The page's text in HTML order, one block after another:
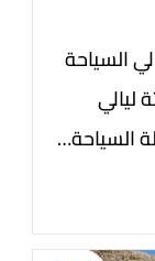
سياحي البانيا 8 ايام 7 ليالي السياحة
ليالي
السياحة…